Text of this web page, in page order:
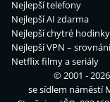
Nejlepší telefony
Nejlepší AI zdarma
Nejlepší chytré hodinky
Nejlepší VPN – srovnání
Netflix filmy a seriály
© 2001 -
se sídlem náměstí